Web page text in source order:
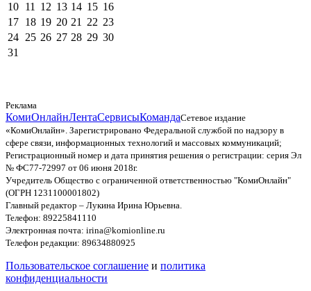
10 11 12 13 14 15 16
17 18 19 20 21 22 23
24 25 26 27 28 29 30
31
Реклама
КомиОнлайнЛентаСервисыКомандаСетевое издание
«КомиОнлайн». Зарегистрировано Федеральной службой по надзору в
сфере связи, информационных технологий и массовых коммуникаций;
Регистрационный номер и дата принятия решения о регистрации: серия Эл
№ ФС77-72997 от 06 июня 2018г.
Учредитель Общество с ограниченной ответственностью "КомиОнлайн"
(ОГРН 1231100001802)
Главный редактор – Лукина Ирина Юрьевна.
Телефон: 89225841110
Электронная почта: irina@komionline.ru
Телефон редакции: 89634880925
Пользовательское соглашение и политика
конфиденциальности